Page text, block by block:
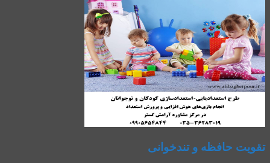
تقویت حافظه و تندخوانی